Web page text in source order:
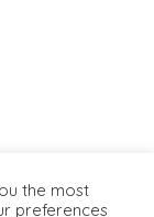
the most
preferences